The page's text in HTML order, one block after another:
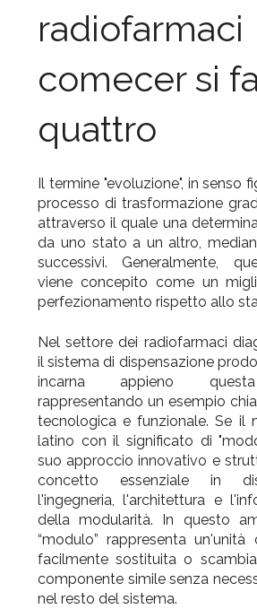
radiofarmaci
comecer si
quattro
Il termine "evoluzione", in senso
processo di trasformazione
attraverso il quale una
da uno stato a un altro,
successivi. Generalmente,
viene concepito come un
perfezionamento rispetto allo
Nel settore dei radiofarmaci
il sistema di dispensazione
incarna appieno questa
rappresentando un esempio
tecnologica e funzionale. Se il
latino con il significato di
suo approccio innovativo e
concetto essenziale in
l'ingegneria, l'architettura e
della modularità. In questo
“modulo” rappresenta
facilmente sostituita o
componente simile senza
nel resto del sistema.